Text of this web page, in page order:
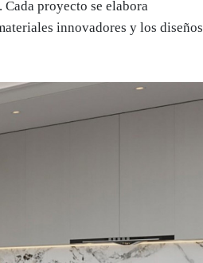
proyecto se elabora
innovadores y los diseños